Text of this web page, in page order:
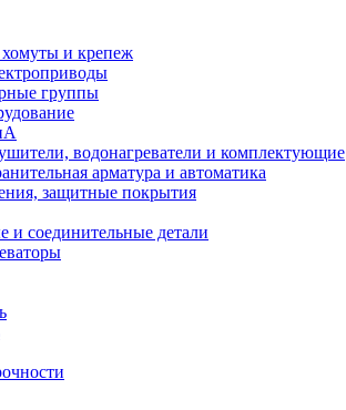
хомуты и крепеж
группы
водонагреватели и комплектующие
арматура и автоматика
защитные покрытия
и соединительные детали